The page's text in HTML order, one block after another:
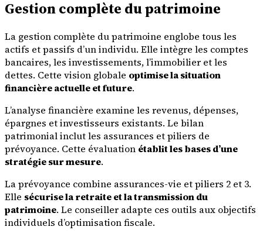
Gestion complète du patrimoine
La gestion complète du patrimoine englobe tous les
actifs et passifs d’un individu. Elle intègre les comptes
bancaires, les investissements, l’immobilier et les
dettes. Cette vision globale optimise la situation
financière actuelle et future.
L’analyse financière examine les revenus, dépenses,
épargnes et investisseurs existants. Le bilan
patrimonial inclut les assurances et piliers de
prévoyance. Cette évaluation établit les bases d’une
stratégie sur mesure.
La prévoyance combine assurances-vie et piliers 2 et 3.
Elle sécurise la retraite et la transmission du
patrimoine. Le conseiller adapte ces outils aux objectifs
individuels d’optimisation fiscale.